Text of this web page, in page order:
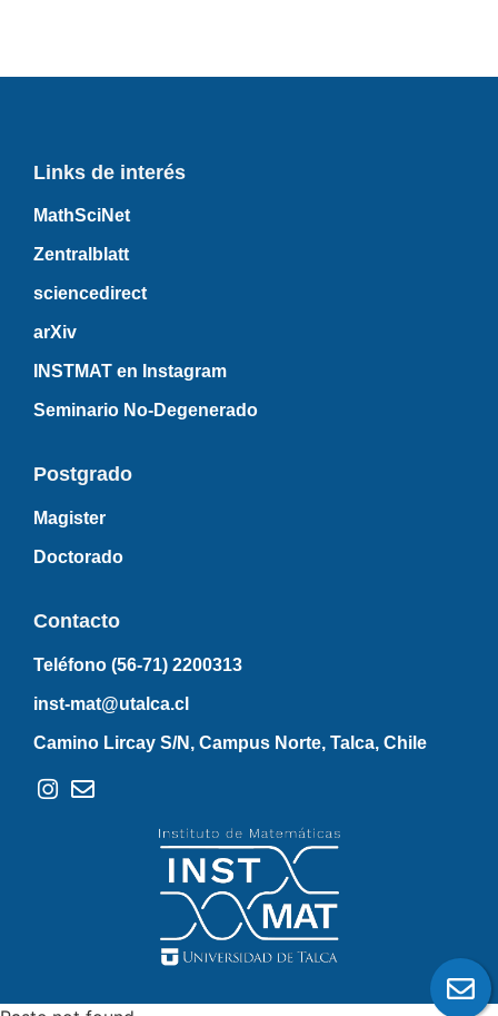
Links de interés
MathSciNet
Zentralblatt
sciencedirect
arXiv
INSTMAT en Instagram
Seminario No-Degenerado
Postgrado
Magister
Doctorado
Contacto
Teléfono (56-71) 2200313
inst-mat@utalca.cl
Camino Lircay S/N, Campus Norte, Talca, Chile